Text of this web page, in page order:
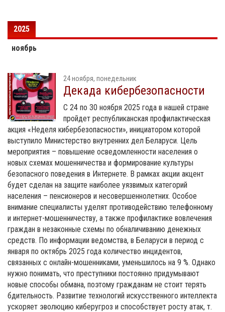
2025
ноябрь
24 ноября, понедельник
Декада кибербезопасности
С 24 по 30 ноября 2025 года в нашей стране
пройдет республиканская профилактическая
акция «Неделя кибербезопасности», инициатором которой
выступило Министерство внутренних дел Беларуси. Цель
мероприятия – повышение осведомленности населения о
новых схемах мошенничества и формирование культуры
безопасного поведения в Интернете. В рамках акции акцент
будет сделан на защите наиболее уязвимых категорий
населения – пенсионеров и несовершеннолетних. Особое
внимание специалисты уделят противодействию телефонному
и интернет-мошенничеству, а также профилактике вовлечения
граждан в незаконные схемы по обналичиванию денежных
средств. По информации ведомства, в Беларуси в период с
января по октябрь 2025 года количество инцидентов,
связанных с онлайн-мошенниками, уменьшилось на 9 %. Однако
нужно понимать, что преступники постоянно придумывают
новые способы обмана, поэтому гражданам не стоит терять
бдительность. Развитие технологий искусственного интеллекта
ускоряет эволюцию киберугроз и способствует росту атак, т.